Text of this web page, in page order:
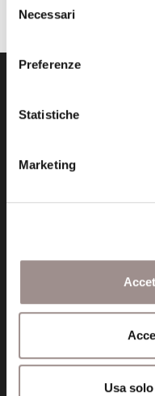
delNecessari
Preferenze
Statistiche
Marketing
Usa
Posta